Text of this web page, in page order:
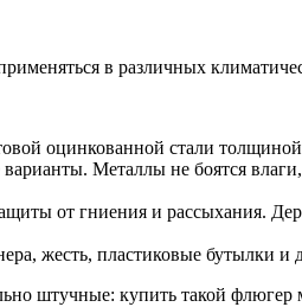
в различных
оцинкованной стали
Металлы не боятся
от гниения и рассыхания.
жесть, пластиковые бутылки и
штучные: купить такой флюгер